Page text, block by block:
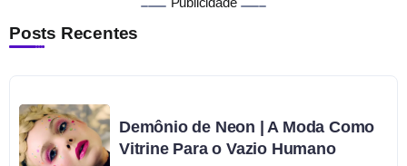
Posts Recentes
Demônio de Neon | A Moda Como
Vitrine Para o Vazio Humano